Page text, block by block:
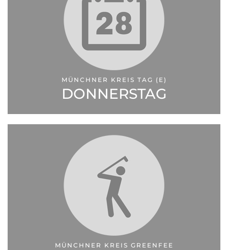
MÜNCHNER KREIS TAG (E)
DONNERSTAG
MÜNCHNER KREIS GREENFEE